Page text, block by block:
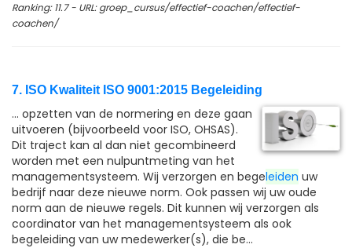
Ranking: 11.7 - URL: groep_cursus/effectief-coachen/effectief-
coachen/
7. ISO Kwaliteit ISO 9001:2015 Begeleiding
... opzetten van de normering en deze gaan
uitvoeren (bijvoorbeeld voor ISO, OHSAS).
Dit traject kan al dan niet gecombineerd
worden met een nulpuntmeting van het
managementsysteem. Wij verzorgen en begeleiden uw
bedrijf naar deze nieuwe norm. Ook passen wij uw oude
norm aan de nieuwe regels. Dit kunnen wij verzorgen als
coordinator van het managementsysteem als ook
begeleiding van uw medewerker(s), die be...